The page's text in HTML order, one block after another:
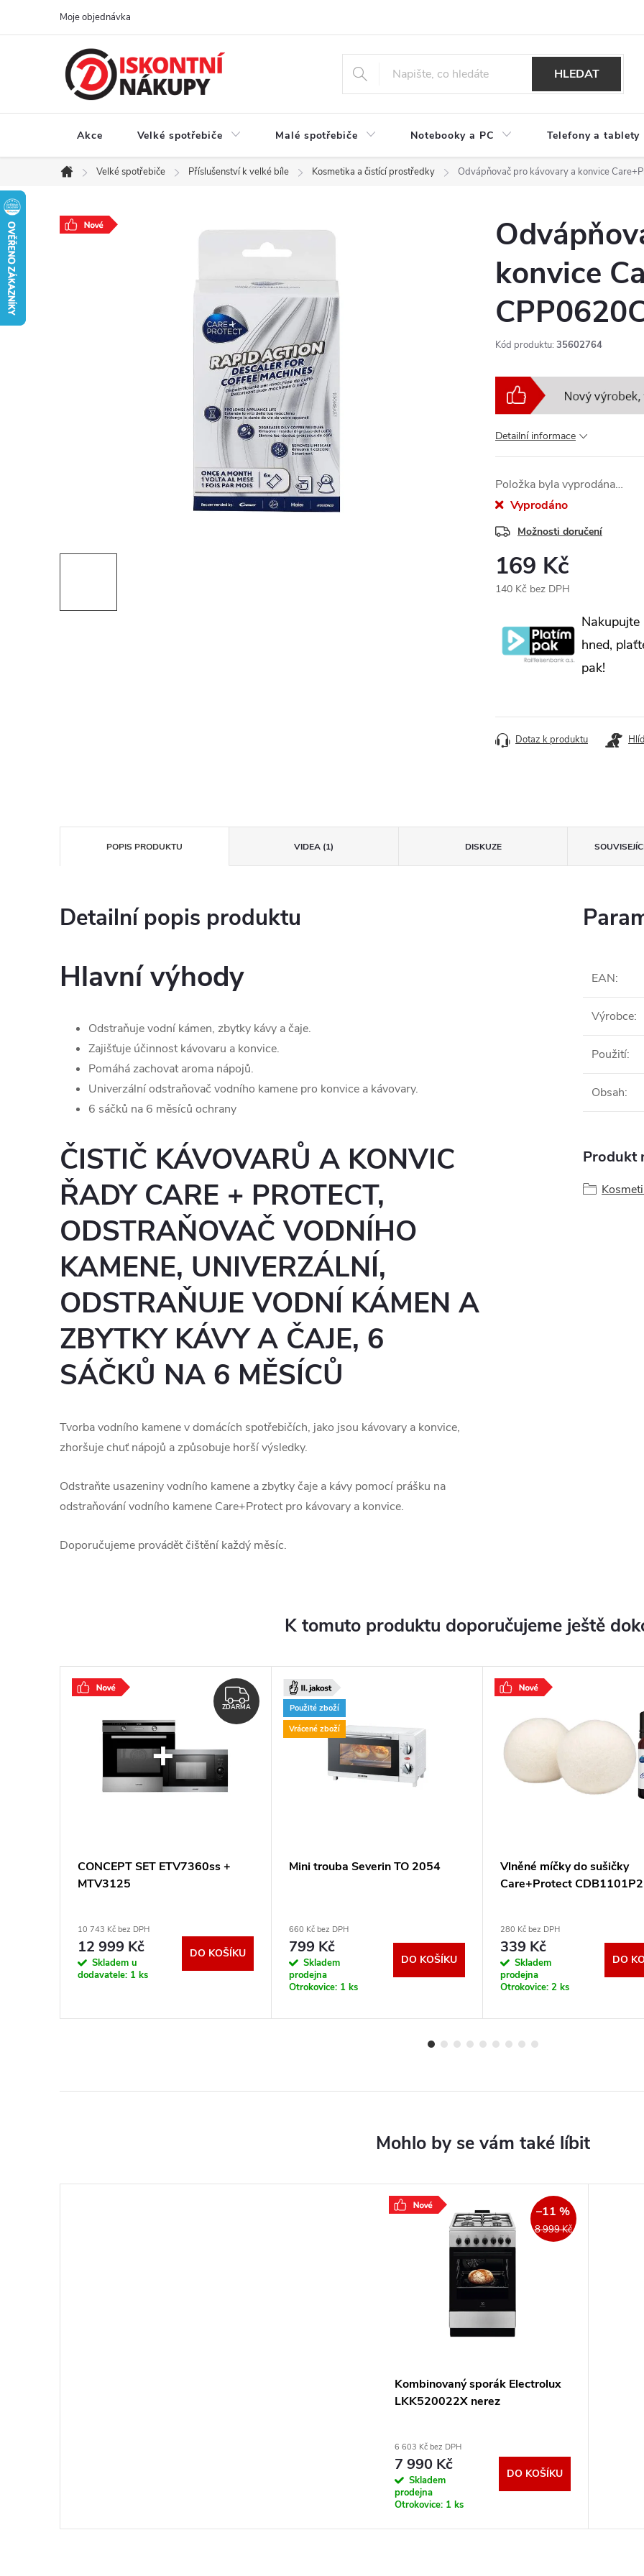
Moje objednávka
HLEDAT
Akce Velké spotřebiče Malé spotřebiče Notebooky a PC Telefony a tablety
Domů
Velké spotřebiče Příslušenství k velké bíle Kosmetika a čistící prostředky Odvápňovač pro kávovary a konvice
konvice
Kód produktu: 35602764
Detailní informace
Položka byla vyprodána…
Vyprodáno
Možnosti doručení
169 Kč
140 Kč bez DPH
Nakupujte
hned,
pak!
Dotaz k produktu
POPIS PRODUKTU VIDEA (1) DISKUZE
Detailní popis produktu
Hlavní výhody
Odstraňuje vodní kámen, zbytky kávy a čaje.
Zajišťuje účinnost kávovaru a konvice.
Pomáhá zachovat aroma nápojů.
Univerzální odstraňovač vodního kamene pro konvice a kávovary.
6 sáčků na 6 měsíců ochrany
ČISTIČ KÁVOVARŮ A KONVIC
ŘADY CARE + PROTECT,
ODSTRAŇOVAČ VODNÍHO
KAMENE, UNIVERZÁLNÍ,
ODSTRAŇUJE VODNÍ KÁMEN A
ZBYTKY KÁVY A ČAJE, 6
SÁČKŮ NA 6 MĚSÍCŮ
Tvorba vodního kamene v domácích spotřebičích, jako jsou kávovary a konvice,
zhoršuje chuť nápojů a způsobuje horší výsledky.
Odstraňte usazeniny vodního kamene a zbytky čaje a kávy pomocí prášku na
odstraňování vodního kamene Care+Protect pro kávovary a konvice.
Doporučujeme provádět čištění každý měsíc.
EAN:
Výrobce:
Použití:
Obsah:
Produkt
K tomuto produktu doporučujeme ještě
ZDARMA
ZDARMA
CONCEPT SET ETV7360ss +
MTV3125
10 743 Kč bez DPH
12 999 Kč
Skladem u
dodavatele: 1 ks
DO KOŠÍKU
Použité zboží
Vrácené zboží
Mini trouba Severin TO 2054
660 Kč bez DPH
799 Kč
Skladem
prodejna
Otrokovice: 1 ks
DO KOŠÍKU
Vlněné míčky do sušičky
Care+Protect CDB1101P2
280 Kč bez DPH
339 Kč
Skladem
prodejna
Otrokovice: 2 ks
DO
8 999 Kč
–11 %
Kombinovaný sporák Electrolux
LKK520022X nerez
6 603 Kč bez DPH
7 990 Kč
Skladem
prodejna
Otrokovice: 1 ks
DO KOŠÍKU